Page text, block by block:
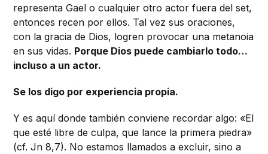
representa Gael o cualquier otro actor fuera del set,
entonces recen por ellos. Tal vez sus oraciones,
con la gracia de Dios, logren provocar una metanoia
en sus vidas. Porque Dios puede cambiarlo todo…
incluso a un actor.
Se los digo por experiencia propia.
Y es aquí donde también conviene recordar algo: «El
que esté libre de culpa, que lance la primera piedra»
(cf. Jn 8,7). No estamos llamados a excluir, sino a